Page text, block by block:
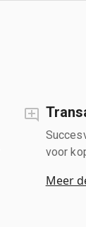
voor
Meer